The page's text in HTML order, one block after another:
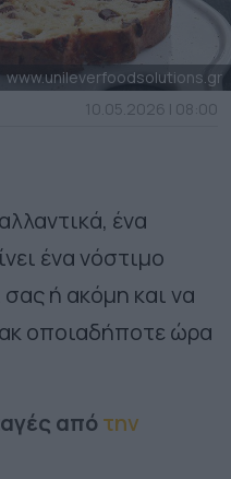
www.unileverfoodsolutions.gr
10.05.2026 | 08:00
ένα
ένα νόστιμο
σας ή ακόμη και να
οποιαδήποτε ώρα
απότην